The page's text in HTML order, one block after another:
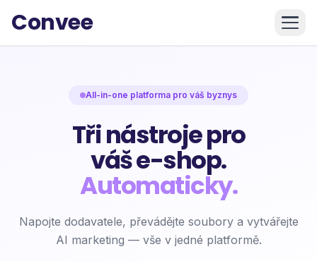
Convee
All-in-one platforma pro váš byznys
Tři nástroje pro
váš e-shop.
Automaticky.
Napojte dodavatele, převádějte soubory a vytvářejte
AI marketing — vše v jedné platformě.